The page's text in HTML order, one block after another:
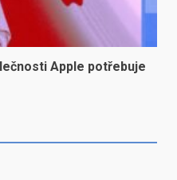
Apple potřebuje